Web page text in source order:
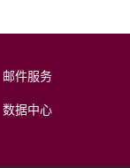
邮件服务
数据中心